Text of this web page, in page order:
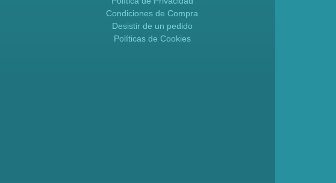
Condiciones de Compra
Desistir de un pedido
Políticas de Cookies